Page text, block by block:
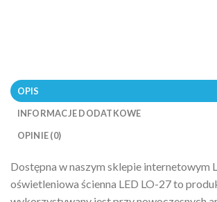
OPIS
INFORMACJE DODATKOWE
OPINIE (0)
Dostępna w naszym sklepie internetowym
oświetleniowa ścienna LED LO-27 to